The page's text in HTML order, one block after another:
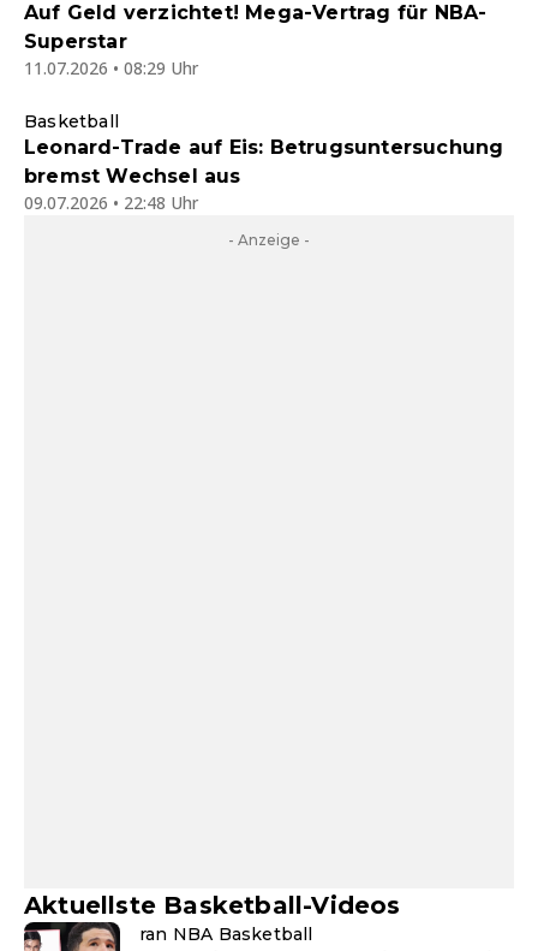
Auf Geld verzichtet! Mega-Vertrag für NBA-
Superstar
11.07.2026 • 08:29 Uhr
Basketball
Leonard-Trade auf Eis: Betrugsuntersuchung
bremst Wechsel aus
09.07.2026 • 22:48 Uhr
- Anzeige -
Aktuellste Basketball-Videos
ran NBA Basketball